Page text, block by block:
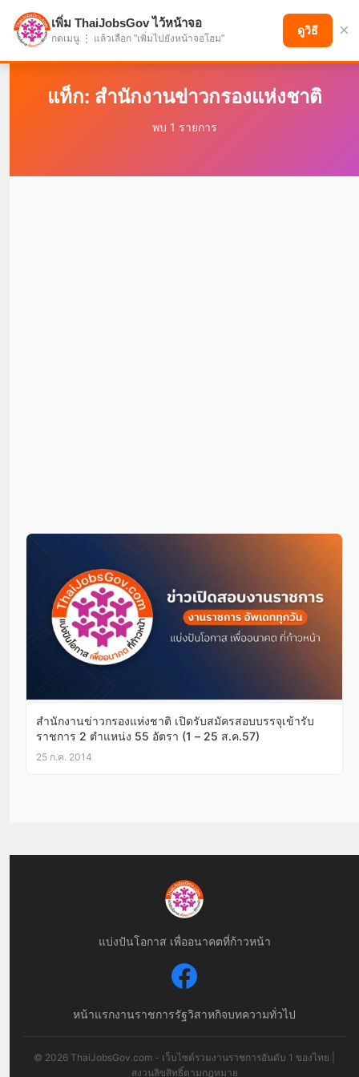
แบ่งปันโอกาส เพื่ออนาคตที่ก้าวหน้า
แท็ก: สำนักงานข่าวกรองแห่งชาติ
พบ 1 รายการ
สำนักงานข่าวกรองแห่งชาติ เปิดรับสมัครสอบบรรจุเข้ารับ
ราชการ 2 ตำแหน่ง 55 อัตรา (1 – 25 ส.ค.57)
25 ก.ค. 2014
แบ่งปันโอกาส เพื่ออนาคตที่ก้าวหน้า
หน้าแรกงานราชการรัฐวิสาหกิจบทความทั่วไป
© 2026 ThaiJobsGov.com - เว็บไซต์รวมงานราชการอันดับ 1 ของไทย |
สงวนลิขสิทธิ์ตามกฎหมาย
เพิ่ม ThaiJobsGov ไว้หน้าจอ
กดเมนู ⋮ แล้วเลือก "เพิ่มไปยังหน้าจอโฮม"
ดูวิธี ×